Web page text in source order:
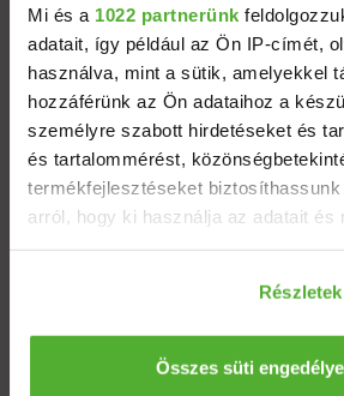
Mi és a 1022 partnerünk
adatait, így például az Ön IP-címét,
használva, mint a sütik, amelyekkel
hozzáférünk az Ön adataihoz a
személyre szabott hirdetéseket és
és tartalommérést,
termékfejlesztéseket
arról, hogy ki használja az adatait és
Információgyűjtés az Ön földrajzi
pár méteres pontossággal
Az Ön készülékén
Összes süti
Eladó házak
Eladó lakások
Települések
Albérletek
Adatvédelem Etikai